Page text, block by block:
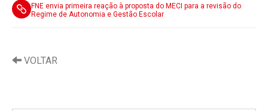
FNE envia primeira reação à proposta do MECI para a revisão do
Regime de Autonomia e Gestão Escolar
VOLTAR